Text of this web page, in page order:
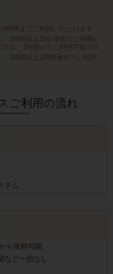
時間までご利用いただけます
、2時間以上30分単位でご利用い
は、1時間からご利用可能です
、3時間以上1時間単位でご利用
ご利用の流れ
テム
ら依頼可能
など一切なし